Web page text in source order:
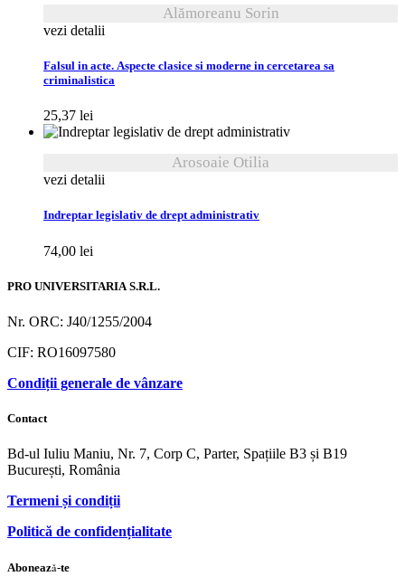
Alămoreanu Sorin
vezi detalii
Falsul in acte. Aspecte clasice si moderne in cercetarea sa
criminalistica
25,37 lei
Arosoaie Otilia
vezi detalii
Indreptar legislativ de drept administrativ
74,00 lei
PRO UNIVERSITARIA S.R.L.
Nr. ORC: J40/1255/2004
CIF: RO16097580
Condiții generale de vânzare
Contact
Bd-ul Iuliu Maniu, Nr. 7, Corp C, Parter, Spațiile B3 și B19
București, România
Termeni și condiții
Politică de confidențialitate
Abonează-te